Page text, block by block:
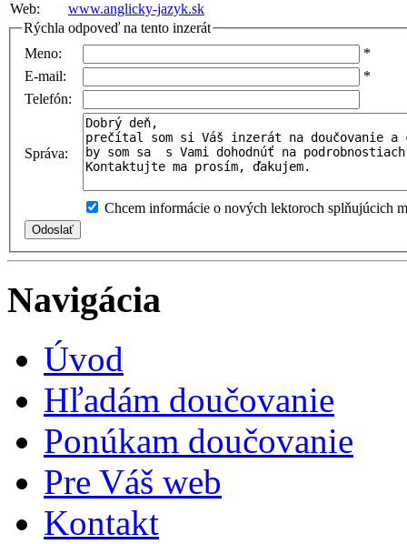
Web:
www.anglicky-jazyk.sk
Rýchla odpoveď na tento inzerát
Meno:
*
E-mail:
*
Telefón:
Správa:
Chcem informácie o nových lektoroch splňujúcich
Navigácia
Úvod
Hľadám doučovanie
Ponúkam doučovanie
Pre Váš web
Kontakt